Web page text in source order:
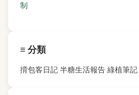
制
≡ 分類
揹包客日記 半糖生活報告 綠植筆記